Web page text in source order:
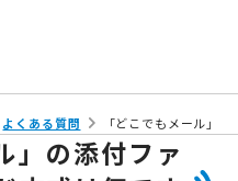
よくある質問 「どこでもメール」
」の添付ファ